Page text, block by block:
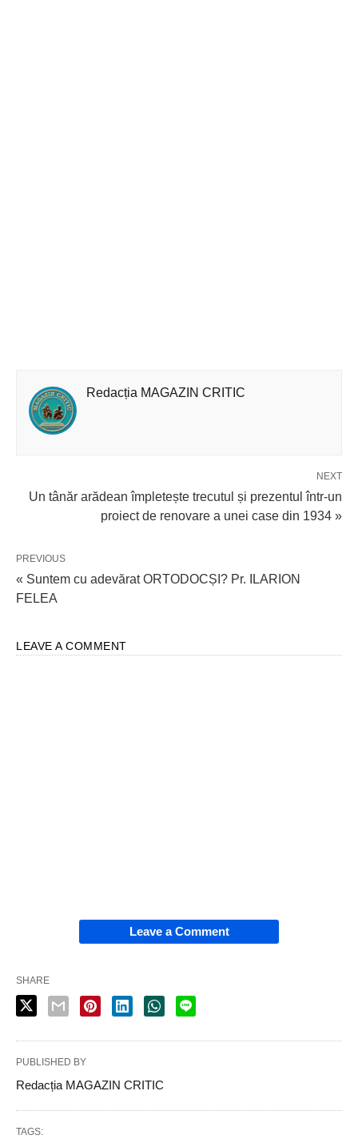
Redacția MAGAZIN CRITIC
NEXT
Un tânăr arădean împletește trecutul și prezentul într-un
proiect de renovare a unei case din 1934 »
PREVIOUS
« Suntem cu adevărat ORTODOCȘI? Pr. ILARION
FELEA
LEAVE A COMMENT
Leave a Comment
SHARE
PUBLISHED BY
Redacția MAGAZIN CRITIC
TAGS: